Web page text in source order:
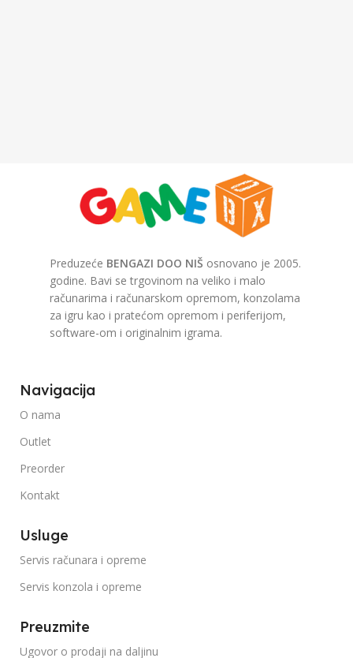
Preduzeće BENGAZI DOO NIŠ osnovano je 2005.
godine. Bavi se trgovinom na veliko i malo
računarima i računarskom opremom, konzolama
za igru kao i pratećom opremom i periferijom,
software-om i originalnim igrama.
Navigacija
O nama
Outlet
Preorder
Kontakt
Usluge
Servis računara i opreme
Servis konzola i opreme
Preuzmite
Ugovor o prodaji na daljinu